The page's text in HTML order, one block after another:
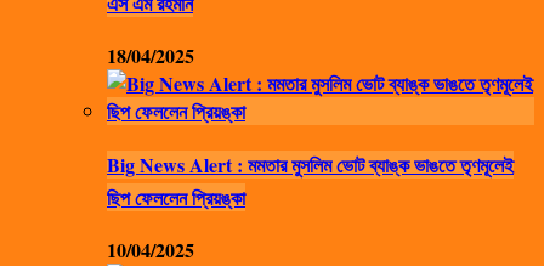
18/04/2025
Big News Alert : মমতার মুসলিম ভোট ব্যাঙ্ক ভাঙতে তৃণমূলেই
ছিপ ফেললেন প্রিয়ঙ্কা
10/04/2025